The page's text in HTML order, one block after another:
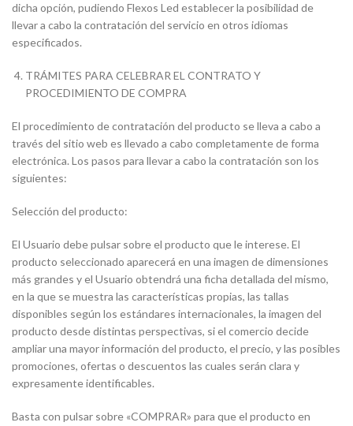
dicha opción, pudiendo Flexos Led establecer la posibilidad de
llevar a cabo la contratación del servicio en otros idiomas
especificados.
TRÁMITES PARA CELEBRAR EL CONTRATO Y
PROCEDIMIENTO DE COMPRA
El procedimiento de contratación del producto se lleva a cabo a
través del sitio web es llevado a cabo completamente de forma
electrónica. Los pasos para llevar a cabo la contratación son los
siguientes:
Selección del producto:
El Usuario debe pulsar sobre el producto que le interese. El
producto seleccionado aparecerá en una imagen de dimensiones
más grandes y el Usuario obtendrá una ficha detallada del mismo,
en la que se muestra las características propias, las tallas
disponibles según los estándares internacionales, la imagen del
producto desde distintas perspectivas, si el comercio decide
ampliar una mayor información del producto, el precio, y las posibles
promociones, ofertas o descuentos las cuales serán clara y
expresamente identificables.
Basta con pulsar sobre «COMPRAR» para que el producto en